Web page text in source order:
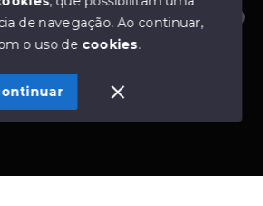
disponíveis para te ajudar.
TORQUATO ∴ Corretor de Imóveis
Perito Avaliador CNAI 37357
de navegação.Ao continuar,
o uso de cookies.